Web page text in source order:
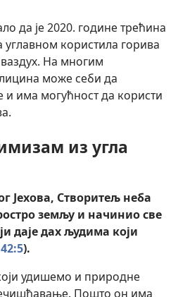
да је 2020. године трећина
углавном користила горива
ваздух. На многим
може себи да
има могућност да користи
из угла
Јехова, Створитељ неба
земљу и начинио све
даје дах људима који
).
удишемо и природне
Пошто он има